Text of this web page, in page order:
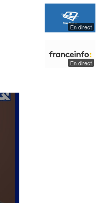
En direct
En direct